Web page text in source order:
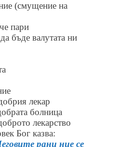
(смущение на
пари
бъде валутата ни
лекар
болница
лекарство
Бог казва:
рани ние се